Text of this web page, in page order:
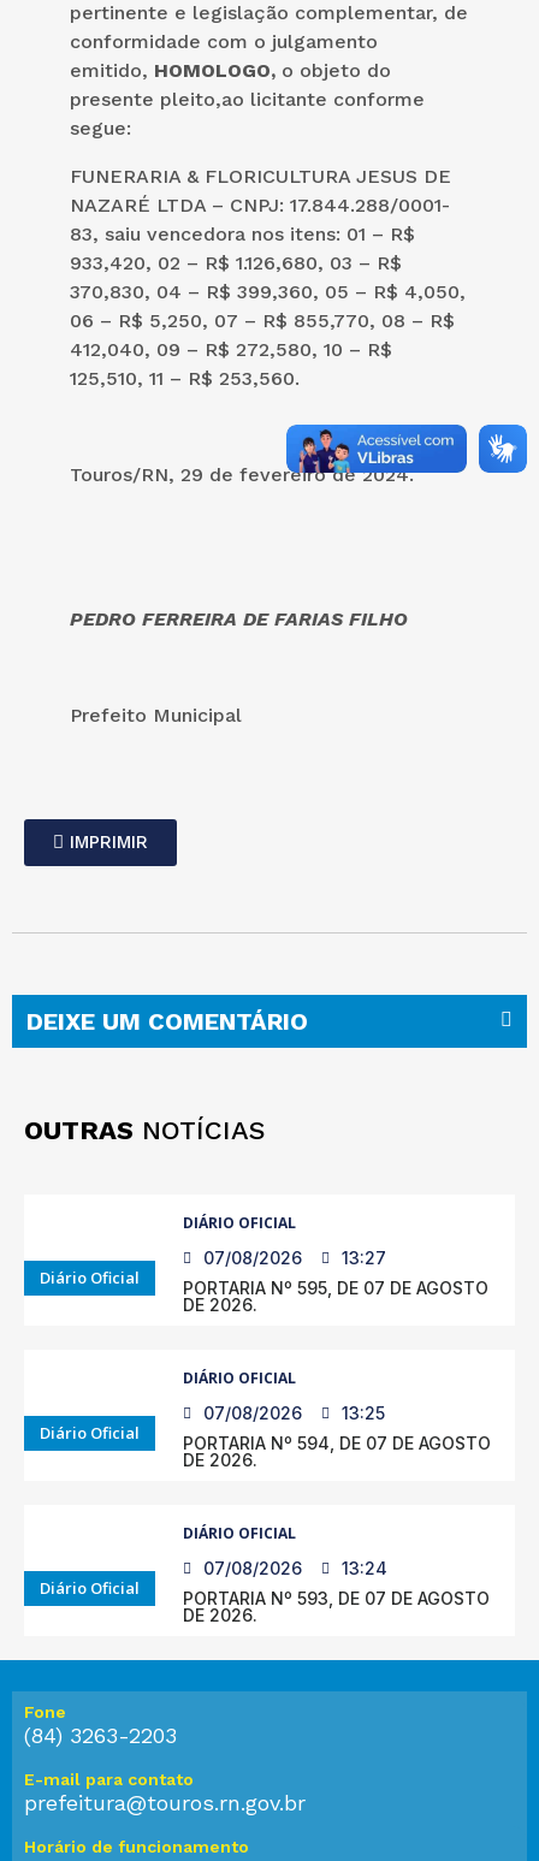
pertinente e legislação complementar, de
conformidade com o julgamento
emitido, HOMOLOGO, o objeto do
presente pleito,ao licitante conforme
segue:
FUNERARIA & FLORICULTURA JESUS DE
NAZARÉ LTDA – CNPJ: 17.844.288/0001-
83, saiu vencedora nos itens: 01 – R$
933,420, 02 – R$ 1.126,680, 03 – R$
370,830, 04 – R$ 399,360, 05 – R$ 4,050,
06 – R$ 5,250, 07 – R$ 855,770, 08 – R$
412,040, 09 – R$ 272,580, 10 – R$
125,510, 11 – R$ 253,560.
Touros/RN, 29 de fevereiro de 2024.
PEDRO FERREIRA DE FARIAS FILHO
Prefeito Municipal
IMPRIMIR
DEIXE UM COMENTÁRIO
OUTRAS NOTÍCIAS
Diário Oficial
DIÁRIO OFICIAL
07/08/2026
13:27
PORTARIA Nº 595, DE 07 DE AGOSTO
DE 2026.
Diário Oficial
DIÁRIO OFICIAL
07/08/2026
13:25
PORTARIA Nº 594, DE 07 DE AGOSTO
DE 2026.
Diário Oficial
DIÁRIO OFICIAL
07/08/2026
13:24
PORTARIA Nº 593, DE 07 DE AGOSTO
DE 2026.
Fone
(84) 3263-2203
E-mail para contato
prefeitura@touros.rn.gov.br
Horário de funcionamento